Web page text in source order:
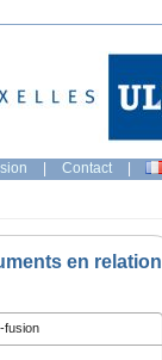
| Contact |
en relation
fusion